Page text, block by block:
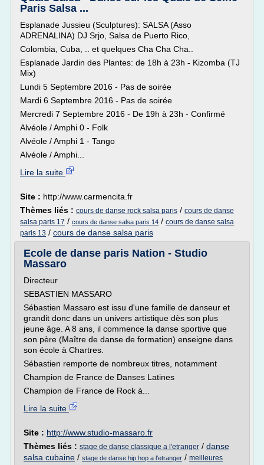
Paris Salsa ...
Esplanade Jussieu (Sculptures): SALSA (Asso
ADRENALINA) DJ Srjo, Salsa de Puerto Rico,
Colombia, Cuba, .. et quelques Cha Cha Cha..
Esplanade Jardin des Plantes: de 18h à 23h - Kizomba (TJ
Mix)
Lundi 5 Septembre 2016 - Pas de soirée
Mardi 6 Septembre 2016 - Pas de soirée
Mercredi 7 Septembre 2016 - De 19h à 23h - Confirmé
Alvéole / Amphi 0 - Folk
Alvéole / Amphi 1 - Tango
Alvéole / Amphi...
Lire la suite
Site : http://www.carmencita.fr
Thèmes liés : cours de danse rock salsa paris / cours de danse
salsa paris 17 / cours de danse salsa paris 14 / cours de danse salsa
paris 13 / cours de danse salsa paris
Ecole de danse paris Nation - Studio
Massaro
Directeur
SEBASTIEN MASSARO
Sébastien Massaro est issu d'une famille de danseur et
grandit donc dans un univers artistique dès son plus
jeune âge. A 8 ans, il commence la danse sportive que
son père (Maître de danse de formation) enseigne dans
son école à Chartres.
Sébastien remporte de nombreux titres, notamment
Champion de France de Danses Latines
Champion de France de Rock à...
Lire la suite
Site : http://www.studio-massaro.fr
Thèmes liés : stage de danse classique a l'etranger / danse
salsa cubaine / stage de danse hip hop a l'etranger / meilleures